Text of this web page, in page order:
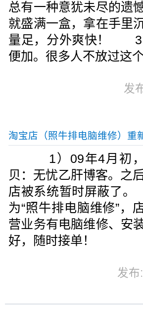
总有一种意犹未尽的遗
就盛满一盒，拿在手里
量足，分外爽快！ 3
便加。很多人不放过这
发
淘宝店（照牛排电脑维修）重
1）09年4月初，
贝：无忧乙肝博客。之
店被系统暂时屏蔽了
为“照牛排电脑维修”，
营业务有电脑维修、安
好，随时接单！
发布